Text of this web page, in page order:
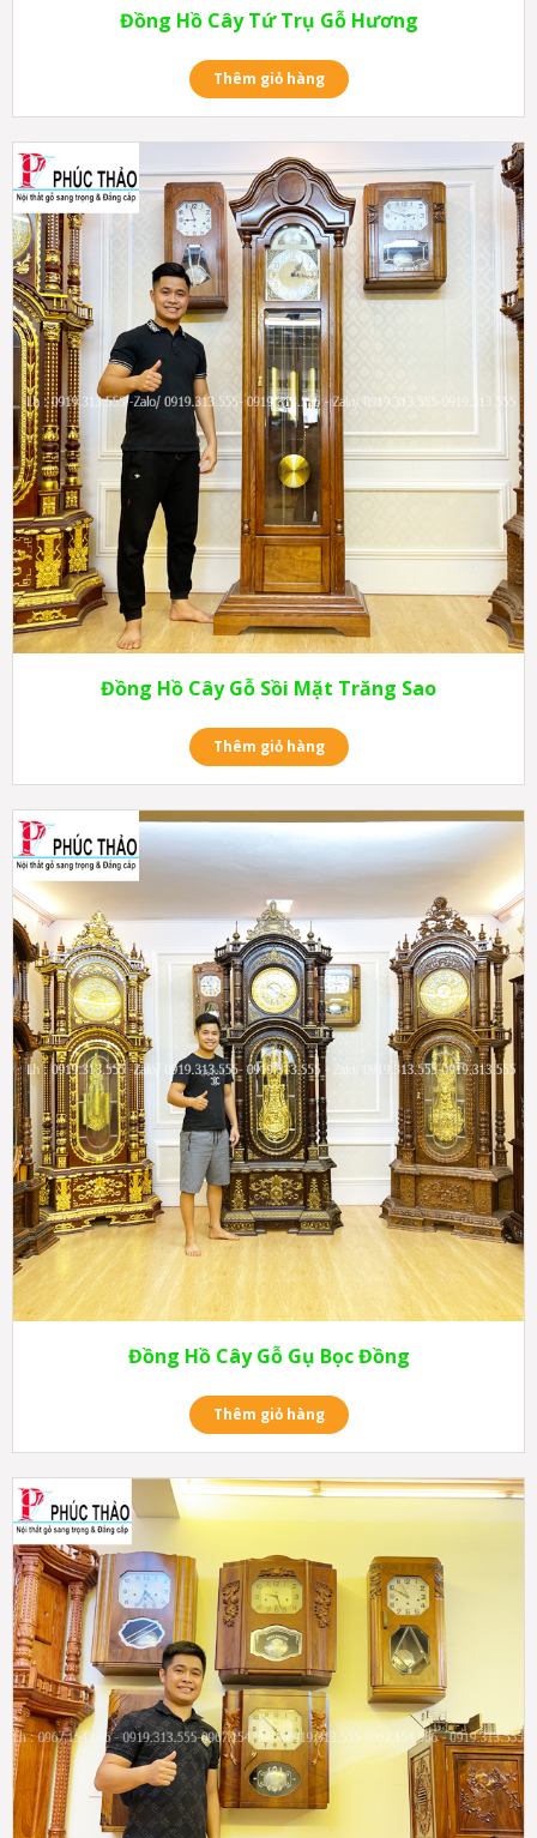
Đồng Hồ Cây Tứ Trụ Gỗ Hương
Thêm giỏ hàng
Đồng Hồ Cây Gỗ Sồi Mặt Trăng Sao
Thêm giỏ hàng
Đồng Hồ Cây Gỗ Gụ Bọc Đồng
Thêm giỏ hàng